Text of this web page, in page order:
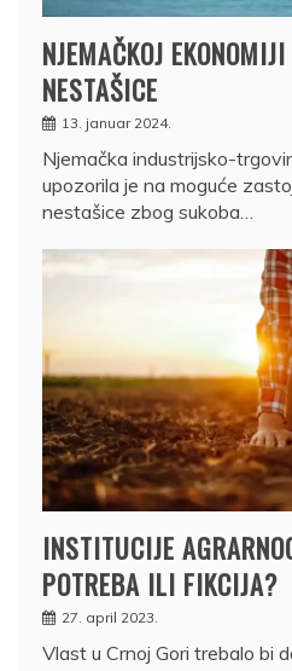
NJEMAČKOJ
NESTAŠICE
13. januar 2024.
Njemačka industrijsko-
upozorila je na moguće
nestašice zbog sukoba…
INSTITUCIJE
POTREBA ILI FIKCIJA?
27. april 2023.
Vlast u Crnoj Gori trebalo bi